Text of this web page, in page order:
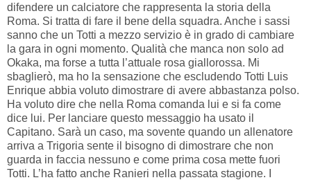
difendere un calciatore che rappresenta la storia della
Roma. Si tratta di fare il bene della squadra. Anche i sassi
sanno che un Totti a mezzo servizio è in grado di cambiare
la gara in ogni momento. Qualità che manca non solo ad
Okaka, ma forse a tutta l’attuale rosa giallorossa. Mi
sbaglierò, ma ho la sensazione che escludendo Totti Luis
Enrique abbia voluto dimostrare di avere abbastanza polso.
Ha voluto dire che nella Roma comanda lui e si fa come
dice lui. Per lanciare questo messaggio ha usato il
Capitano. Sarà un caso, ma sovente quando un allenatore
arriva a Trigoria sente il bisogno di dimostrare che non
guarda in faccia nessuno e come prima cosa mette fuori
Totti. L’ha fatto anche Ranieri nella passata stagione. I